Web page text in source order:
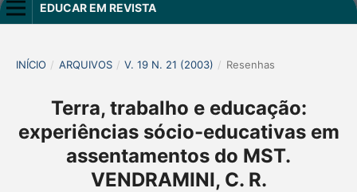
EDUCAR EM REVISTA
INÍCIO / ARQUIVOS / V. 19 N. 21 (2003) / Resenhas
Terra, trabalho e educação:
experiências sócio-educativas em
assentamentos do MST.
VENDRAMINI, C. R.